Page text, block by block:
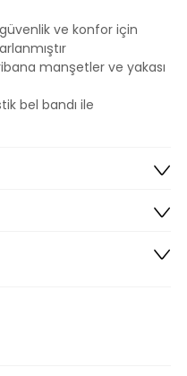
ve konfor için
manşetler ve yakası
bel bandı ile